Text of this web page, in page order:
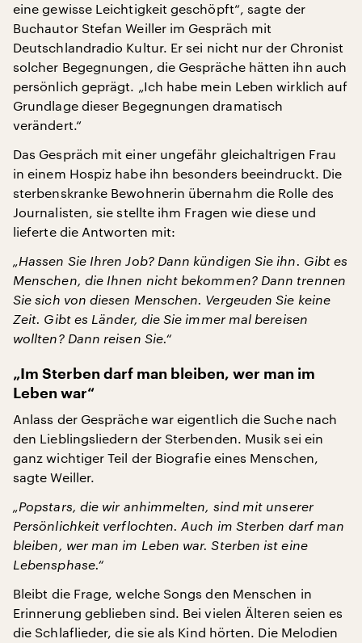
eine gewisse Leichtigkeit geschöpft“, sagte der
Buchautor Stefan Weiller im Gespräch mit
Deutschlandradio Kultur. Er sei nicht nur der Chronist
solcher Begegnungen, die Gespräche hätten ihn auch
persönlich geprägt. „Ich habe mein Leben wirklich auf
Grundlage dieser Begegnungen dramatisch
verändert.“
Das Gespräch mit einer ungefähr gleichaltrigen Frau
in einem Hospiz habe ihn besonders beeindruckt. Die
sterbenskranke Bewohnerin übernahm die Rolle des
Journalisten, sie stellte ihm Fragen wie diese und
lieferte die Antworten mit:
„Hassen Sie Ihren Job? Dann kündigen Sie ihn. Gibt es
Menschen, die Ihnen nicht bekommen? Dann trennen
Sie sich von diesen Menschen. Vergeuden Sie keine
Zeit. Gibt es Länder, die Sie immer mal bereisen
wollten? Dann reisen Sie.“
„Im Sterben darf man bleiben, wer man im
Leben war“
Anlass der Gespräche war eigentlich die Suche nach
den Lieblingsliedern der Sterbenden. Musik sei ein
ganz wichtiger Teil der Biografie eines Menschen,
sagte Weiller.
„Popstars, die wir anhimmelten, sind mit unserer
Persönlichkeit verflochten. Auch im Sterben darf man
bleiben, wer man im Leben war. Sterben ist eine
Lebensphase.“
Bleibt die Frage, welche Songs den Menschen in
Erinnerung geblieben sind. Bei vielen Älteren seien es
die Schlaflieder, die sie als Kind hörten. Die Melodien